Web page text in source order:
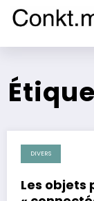
25 mai 2023
DIVERS
Les objets